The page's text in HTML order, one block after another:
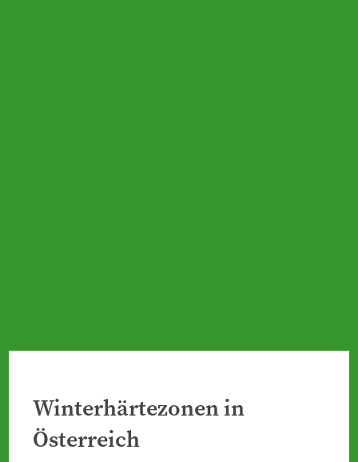
Winterhärtezonen in
Österreich